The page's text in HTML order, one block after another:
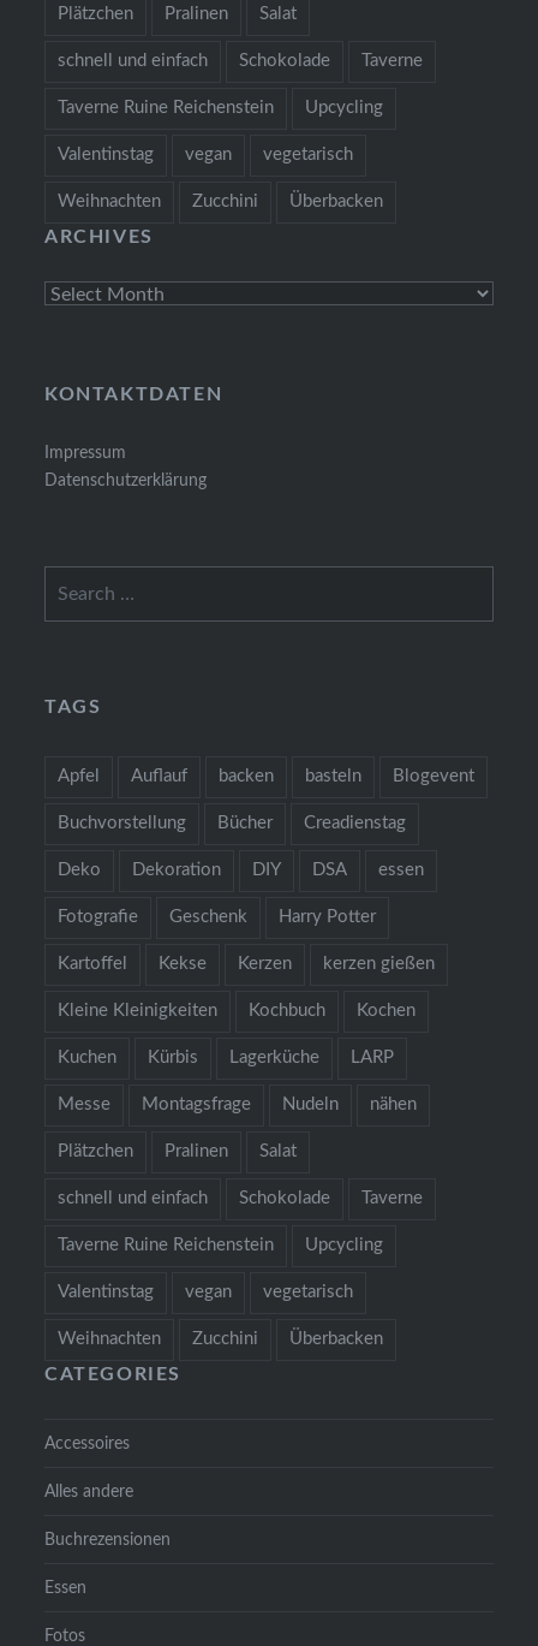
Plätzchen Pralinen Salat
schnell und einfach Schokolade Taverne
Taverne Ruine Reichenstein Upcycling
Valentinstag vegan vegetarisch
Weihnachten Zucchini Überbacken
ARCHIVES
Archives
KONTAKTDATEN
Impressum
Datenschutzerklärung
TAGS
Apfel Auflauf backen basteln Blogevent
Buchvorstellung Bücher Creadienstag
Deko Dekoration DIY DSA essen
Fotografie Geschenk Harry Potter
Kartoffel Kekse Kerzen kerzen gießen
Kleine Kleinigkeiten Kochbuch Kochen
Kuchen Kürbis Lagerküche LARP
Messe Montagsfrage Nudeln nähen
Plätzchen Pralinen Salat
schnell und einfach Schokolade Taverne
Taverne Ruine Reichenstein Upcycling
Valentinstag vegan vegetarisch
Weihnachten Zucchini Überbacken
CATEGORIES
Accessoires
Alles andere
Buchrezensionen
Essen
Fotos